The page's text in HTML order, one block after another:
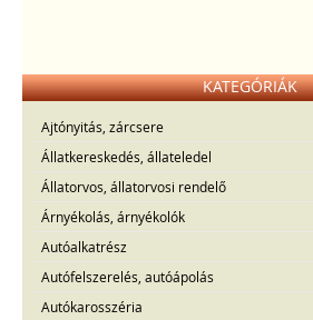
KATEGÓRIÁK
Ajtónyitás, zárcsere
Állatkereskedés, állateledel
Állatorvos, állatorvosi rendelő
Árnyékolás, árnyékolók
Autóalkatrész
Autófelszerelés, autóápolás
Autókarosszéria